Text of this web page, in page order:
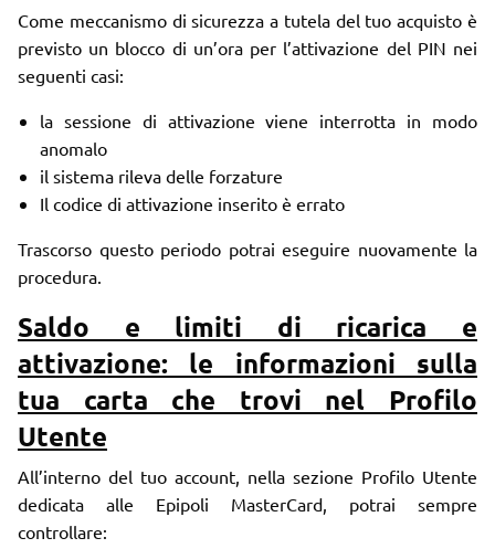
Come meccanismo di sicurezza a tutela del tuo acquisto è
previsto un blocco di un’ora per l’attivazione del PIN nei
seguenti casi:
la sessione di attivazione viene interrotta in modo
anomalo
il sistema rileva delle forzature
Il codice di attivazione inserito è errato
Trascorso questo periodo potrai eseguire nuovamente la
procedura.
Saldo e limiti di ricarica e
attivazione: le informazioni sulla
tua carta che trovi nel Profilo
Utente
All’interno del tuo account, nella sezione Profilo Utente
dedicata alle Epipoli MasterCard, potrai sempre
controllare: